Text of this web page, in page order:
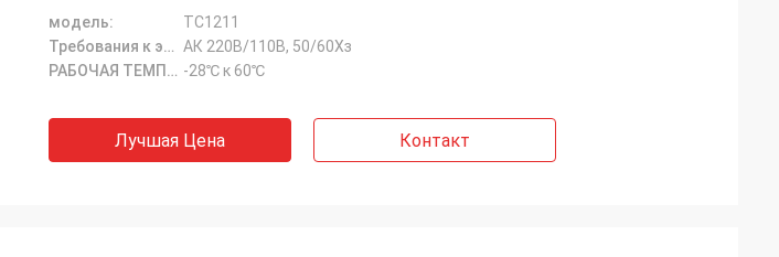
модель:
ТС1211
Требования к электической мощности: АК 220В/110В, 50/60Хз
РАБОЧАЯ ТЕМПЕРАТУРА: -28℃ к 60℃
Лучшая Цена Контакт